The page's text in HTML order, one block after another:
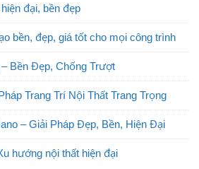
đại, bền đẹp
bền, đẹp, giá tốt cho mọi công trình
Bền Đẹp, Chống Trượt
Trang Trí Nội Thất Trang Trọng
– Giải Pháp Đẹp, Bền, Hiện Đại
hướng nội thất hiện đại